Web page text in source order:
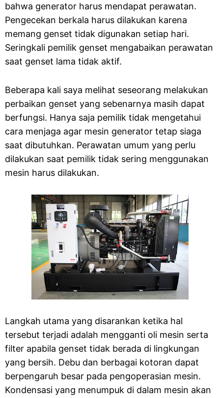
bahwa generator harus mendapat perawatan.
Pengecekan berkala harus dilakukan karena
memang genset tidak digunakan setiap hari.
Seringkali pemilik genset mengabaikan perawatan
saat genset lama tidak aktif.
Beberapa kali saya melihat seseorang melakukan
perbaikan genset yang sebenarnya masih dapat
berfungsi. Hanya saja pemilik tidak mengetahui
cara menjaga agar mesin generator tetap siaga
saat dibutuhkan. Perawatan umum yang perlu
dilakukan saat pemilik tidak sering menggunakan
mesin harus dilakukan.
Langkah utama yang disarankan ketika hal
tersebut terjadi adalah mengganti oli mesin serta
filter apabila genset tidak berada di lingkungan
yang bersih. Debu dan berbagai kotoran dapat
berpengaruh besar pada pengoperasian mesin.
Kondensasi yang menumpuk di dalam mesin akan